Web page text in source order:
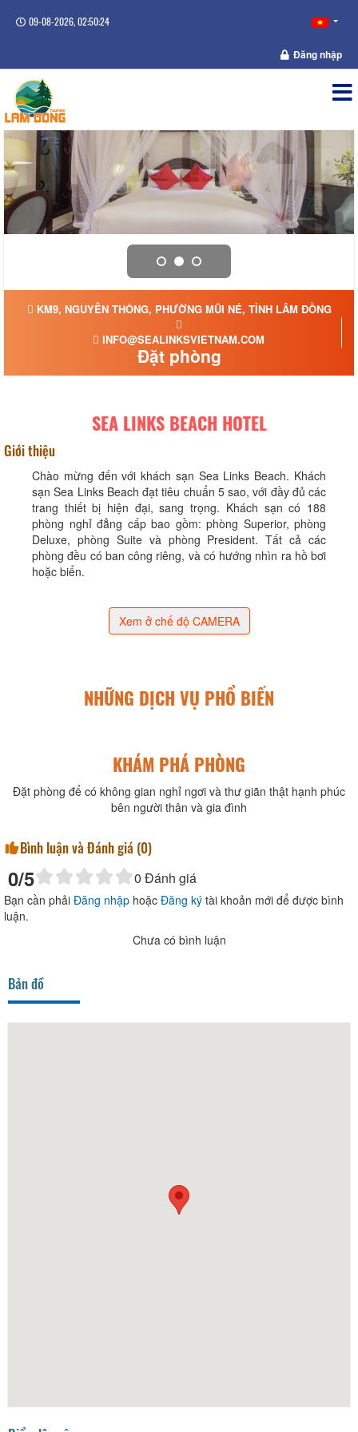
09-08-2026, 02:50:25
Đăng nhập
KM9, NGUYỄN THÔNG, PHƯỜNG MŨI NÉ, TỈNH LÂM ĐỒNG
INFO@SEALINKSVIETNAM.COM
Đặt phòng
SEA LINKS BEACH HOTEL
Giới thiệu
Chào mừng đến với khách sạn Sea Links Beach. Khách
sạn Sea Links Beach đạt tiêu chuẩn 5 sao, với đầy đủ các
trang thiết bị hiện đại, sang trọng. Khách sạn có 188
phòng nghỉ đẳng cấp bao gồm: phòng Superior, phòng
Deluxe, phòng Suite và phòng President. Tất cả các
phòng đều có ban công riêng, và có hướng nhìn ra hồ bơi
hoặc biển.
Xem ở chế độ CAMERA
NHỮNG DỊCH VỤ PHỔ BIẾN
KHÁM PHÁ PHÒNG
Đặt phòng để có không gian nghỉ ngơi và thư giãn thật hạnh phúc
bên người thân và gia đình
Bình luận và Đánh giá (0)
0/5 0 Đánh giá
Bạn cần phải Đăng nhập hoặc Đăng ký tài khoản mới để được bình
luận.
Chưa có bình luận
Bản đồ